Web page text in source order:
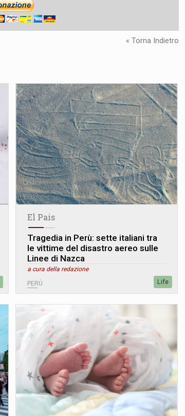
« Torna Indietro
El Pais
Tragedia in Perù: sette italiani tra
le vittime del disastro aereo sulle
Linee di Nazca
a cura della redazione
PERÙ Life